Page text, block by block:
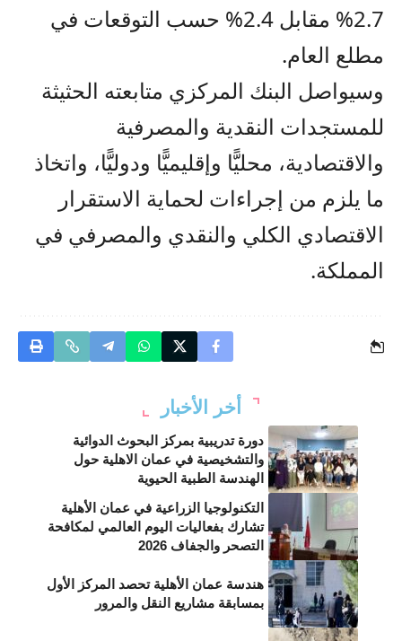
2.7% مقابل 2.4% حسب التوقعات في
مطلع العام.
وسيواصل البنك المركزي متابعته الحثيثة
للمستجدات النقدية والمصرفية
والاقتصادية، محليًّا وإقليميًّا ودوليًّا، واتخاذ
ما يلزم من إجراءات لحماية الاستقرار
الاقتصادي الكلي والنقدي والمصرفي في
المملكة.
أخر الأخبار
دورة تدريبية بمركز البحوث الدوائية
والتشخيصية في عمان الاهلية حول
الهندسة الطبية الحيوية
التكنولوجيا الزراعية في عمان الأهلية
تشارك بفعاليات اليوم العالمي لمكافحة
التصحر والجفاف 2026
هندسة عمان الأهلية تحصد المركز الأول
بمسابقة مشاريع النقل والمرور